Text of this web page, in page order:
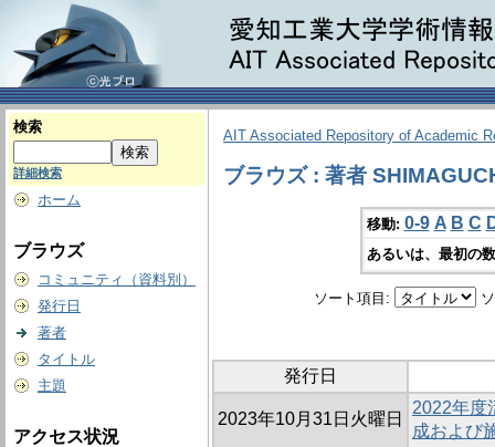
検索
詳細検索
ホーム
ブラウズ
コミュニティ（資料別）
発行日
著者
タイトル
主題
アクセス状況
AIT Associated Repository of Academic
ブラウズ : 著者
移動: 0-9 A B C
あるいは、最初の
ソート項目:
発行日
2023年10月31日火曜日
2022年度
成および